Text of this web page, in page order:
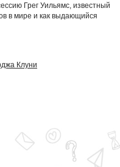
Грег Уильямс, известный
в мире и как выдающийся
Клуни